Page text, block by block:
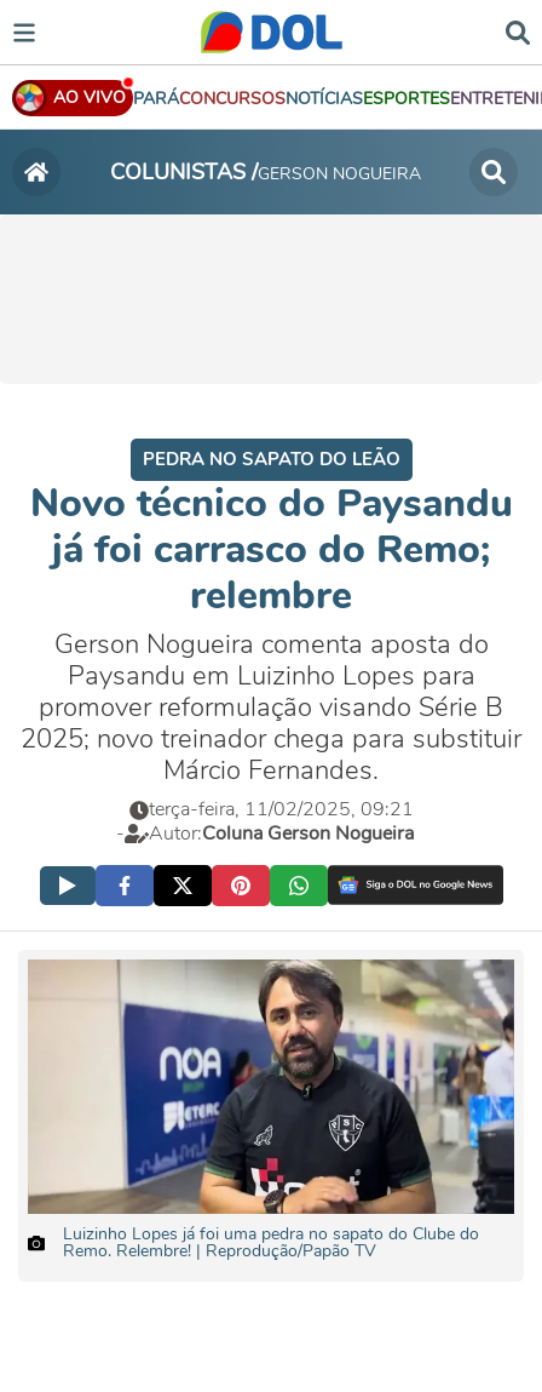
AO VIVO PARÁCONCURSOSNOTÍCIASESPORTES
COLUNISTAS /GERSON NOGUEIRA
PEDRA NO SAPATO DO LEÃO
Novo técnico do Paysandu
já foi carrasco do Remo;
relembre
Gerson Nogueira comenta aposta do
Paysandu em Luizinho Lopes para
promover reformulação visando Série B
2025; novo treinador chega para substituir
Márcio Fernandes.
terça-feira, 11/02/2025, 09:21
-
Autor:Coluna Gerson Nogueira
Luizinho Lopes já foi uma pedra no sapato do Clube do
Remo. Relembre! | Reprodução/Papão TV